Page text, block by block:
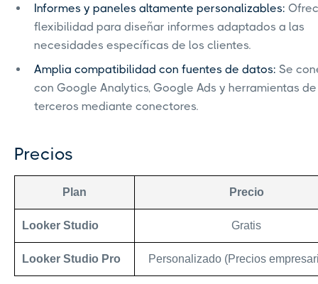
Informes y paneles altamente personalizables:
flexibilidad para diseñar informes adaptados a las
necesidades específicas de los clientes.
Amplia compatibilidad con fuentes de datos: Se
con Google Analytics, Google Ads y herramientas de
terceros mediante conectores.
Precios
Plan Precio
Looker Studio Gratis
Looker Studio Pro Personalizado (Precios